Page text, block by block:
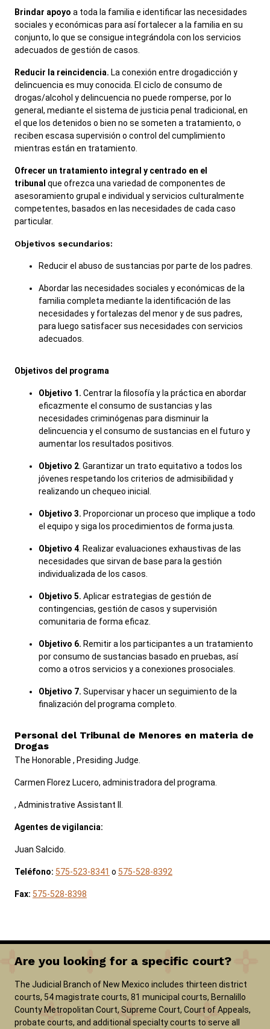
Brindar apoyo a toda la familia e identificar las necesidades
sociales y económicas para así fortalecer a la familia en su
conjunto, lo que se consigue integrándola con los servicios
adecuados de gestión de casos.
Reducir la reincidencia. La conexión entre drogadicción y
delincuencia es muy conocida. El ciclo de consumo de
drogas/alcohol y delincuencia no puede romperse, por lo
general, mediante el sistema de justicia penal tradicional, en
el que los detenidos o bien no se someten a tratamiento, o
reciben escasa supervisión o control del cumplimiento
mientras están en tratamiento.
Ofrecer un tratamiento integral y centrado en el
tribunal que ofrezca una variedad de componentes de
asesoramiento grupal e individual y servicios culturalmente
competentes, basados en las necesidades de cada caso
particular.
Objetivos secundarios:
Reducir el abuso de sustancias por parte de los padres.
Abordar las necesidades sociales y económicas de la
familia completa mediante la identificación de las
necesidades y fortalezas del menor y de sus padres,
para luego satisfacer sus necesidades con servicios
adecuados.
Objetivos del programa
Objetivo 1. Centrar la filosofía y la práctica en abordar
eficazmente el consumo de sustancias y las
necesidades criminógenas para disminuir la
delincuencia y el consumo de sustancias en el futuro y
aumentar los resultados positivos.
Objetivo 2 . Garantizar un trato equitativo a todos los
jóvenes respetando los criterios de admisibilidad y
realizando un chequeo inicial.
Objetivo 3. Proporcionar un proceso que implique a todo
el equipo y siga los procedimientos de forma justa.
Objetivo 4 . Realizar evaluaciones exhaustivas de las
necesidades que sirvan de base para la gestión
individualizada de los casos.
Objetivo 5. Aplicar estrategias de gestión de
contingencias, gestión de casos y supervisión
comunitaria de forma eficaz.
Objetivo 6. Remitir a los participantes a un tratamiento
por consumo de sustancias basado en pruebas, así
como a otros servicios y a conexiones prosociales.
Objetivo 7. Supervisar y hacer un seguimiento de la
finalización del programa completo.
Personal del Tribunal de Menores en materia de
Drogas
The Honorable , Presiding Judge.
Carmen Florez Lucero, administradora del programa.
, Administrative Assistant II.
Agentes de vigilancia:
Juan Salcido.
Teléfono: 575-523-8341 o 575-528-8392
Fax: 575-528-8398
Are you looking for a specific court?
The Judicial Branch of New Mexico includes thirteen district
courts, 54 magistrate courts, 81 municipal courts, Bernalillo
County Metropolitan Court, Supreme Court, Court of Appeals,
probate courts, and additional specialty courts to serve all